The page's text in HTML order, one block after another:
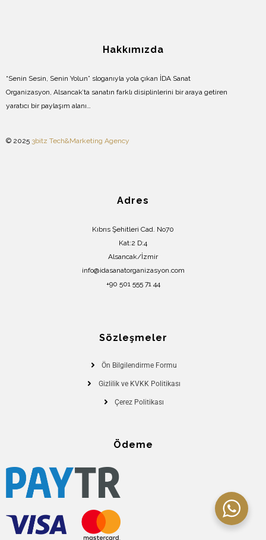
Hakkımızda
“Senin Sesin, Senin Yolun” sloganıyla yola çıkan İDA Sanat
Organizasyon, Alsancak’ta sanatın farklı disiplinlerini bir araya getiren
yaratıcı bir paylaşım alanı…
© 2025 3bitz Tech&Marketing Agency
Adres
Kıbrıs Şehitleri Cad. No70
Kat:2 D:4
Alsancak/İzmir
info@idasanatorganizasyon.com
+90 501 555 71 44
Sözleşmeler
Ön Bilgilendirme Formu
Gizlilik ve KVKK Politikası
Çerez Politikası
Ödeme